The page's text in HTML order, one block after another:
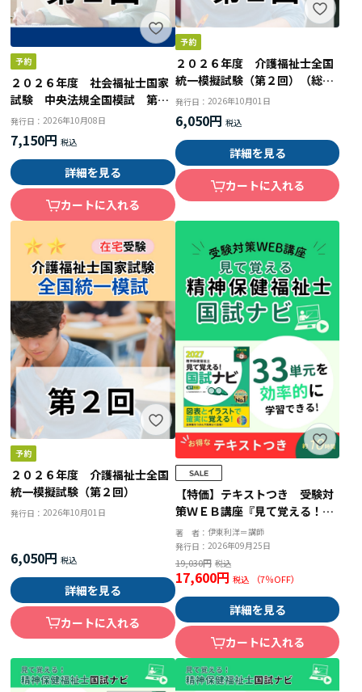
２０２６年度 社会福祉士国家
試験 中央法規全国模試 第２
回
発行日：2026年10月08日
7,150円
詳細を見る
カートに入れる
２０２６年度 介護福祉士全国
統一模擬試験（第２回）（総ル
ビ付問題編）
発行日： 2026年10月01日
6,050円
詳細を見る
カートに入れる
２０２６年度 介護福祉士全国
統一模擬試験（第２回）
発行日：2026年10月01日
6,050円
詳細を見る
カートに入れる
【特価】テキストつき 受験対
策ＷＥＢ講座『見て覚える！精
神保健福祉士国試ナビ［専門科
目］２０２７』
著 者： 伊東利洋＝講師
発行日： 2026年09月25日
19,030円
17,600円 （7％OFF）
詳細を見る
カートに入れる